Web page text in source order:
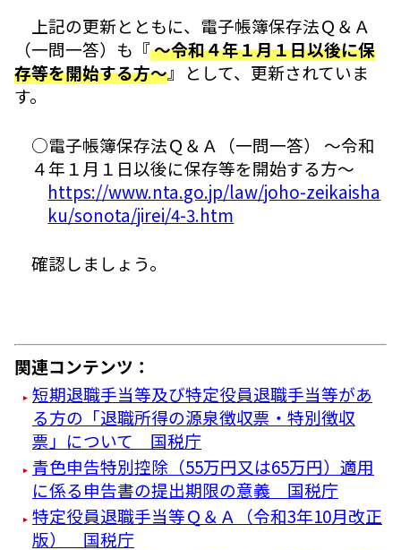
上記の更新とともに、電子帳簿保存法Ｑ＆Ａ
（一問一答）も『～令和４年１月１日以後に保
存等を開始する方～』として、更新されていま
す。
○電子帳簿保存法Ｑ＆Ａ（一問一答） ～令和
４年１月１日以後に保存等を開始する方～
https://www.nta.go.jp/law/joho-zeikaisha
ku/sonota/jirei/4-3.htm
確認しましょう。
関連コンテンツ：
短期退職手当等及び特定役員退職手当等があ
る方の「退職所得の源泉徴収票・特別徴収
票」について 国税庁
青色申告特別控除（55万円又は65万円）適用
に係る申告書の提出期限の意義 国税庁
特定役員退職手当等Ｑ＆Ａ（令和3年10月改正
版） 国税庁